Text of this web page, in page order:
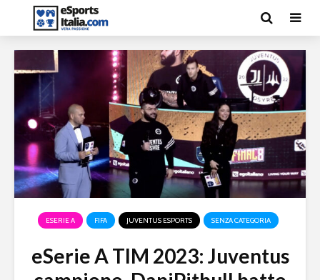
ESERIE A FIFA JUVENTUS ESPORTS SENZA CATEGORIA
eSerie A TIM 2023: Juventus